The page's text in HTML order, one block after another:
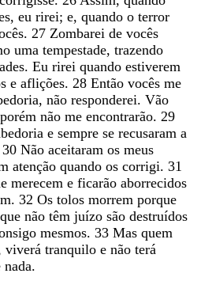
, eu rirei; e, quando o terror
. 27 Zombarei de vocês
uma tempestade, trazendo
. Eu rirei quando estiverem
e aflições. 28 Então vocês me
, não responderei. Vão
porém não me encontrarão. 29
e sempre se recusaram a
30 Não aceitaram os meus
atenção quando os corrigi. 31
merecem e ficarão aborrecidos
. 32 Os tolos morrem porque
que não têm juízo são destruídos
mesmos. 33 Mas quem
viverá tranquilo e não terá
nada.